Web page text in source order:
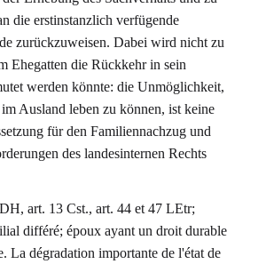
die erstinstanzlich verfügende
zurückzuweisen. Dabei wird nicht zu
Ehegatten die Rückkehr in sein
werden könnte: die Unmöglichkeit,
Ausland leben zu können, ist keine
für den Familiennachzug und
des landesinternen Rechts
art. 13 Cst., art. 44 et 47 LEtr;
différé; époux ayant un droit durable
La dégradation importante de l'état de